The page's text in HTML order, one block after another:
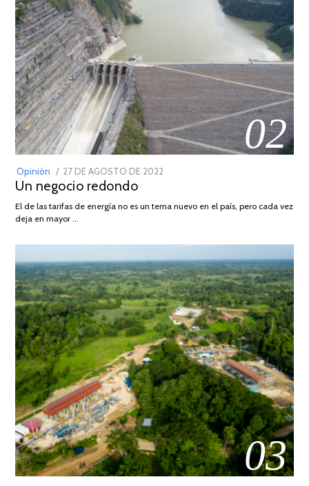
02
Opinión
POSTED
ON
27 DE AGOSTO DE 2022
DE
Un negocio redondo
El de las tarifas de energía no es un tema nuevo en el país, pero cada vez
deja en mayor …
03